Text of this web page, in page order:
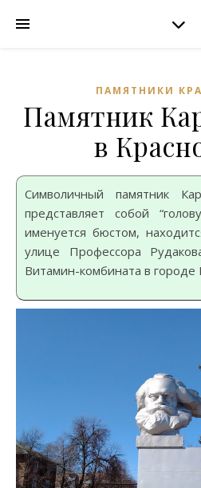
ПАМЯТНИКИ
Памятник
в
Символичный памятник
представляет собой
именуется бюстом,
улице Профессора
Витамин-комбината в городе